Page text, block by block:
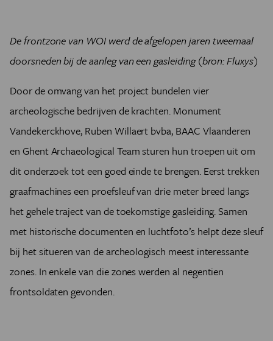
De frontzone van WOI werd de afgelopen jaren tweemaal
doorsneden bij de aanleg van een gasleiding (bron: Fluxys)
Door de omvang van het project bundelen vier
archeologische bedrijven de krachten. Monument
Vandekerckhove, Ruben Willaert bvba, BAAC Vlaanderen
en Ghent Archaeological Team sturen hun troepen uit om
dit onderzoek tot een goed einde te brengen. Eerst trekken
graafmachines een proefsleuf van drie meter breed langs
het gehele traject van de toekomstige gasleiding. Samen
met historische documenten en luchtfoto’s helpt deze sleuf
bij het situeren van de archeologisch meest interessante
zones. In enkele van die zones werden al negentien
frontsoldaten gevonden.